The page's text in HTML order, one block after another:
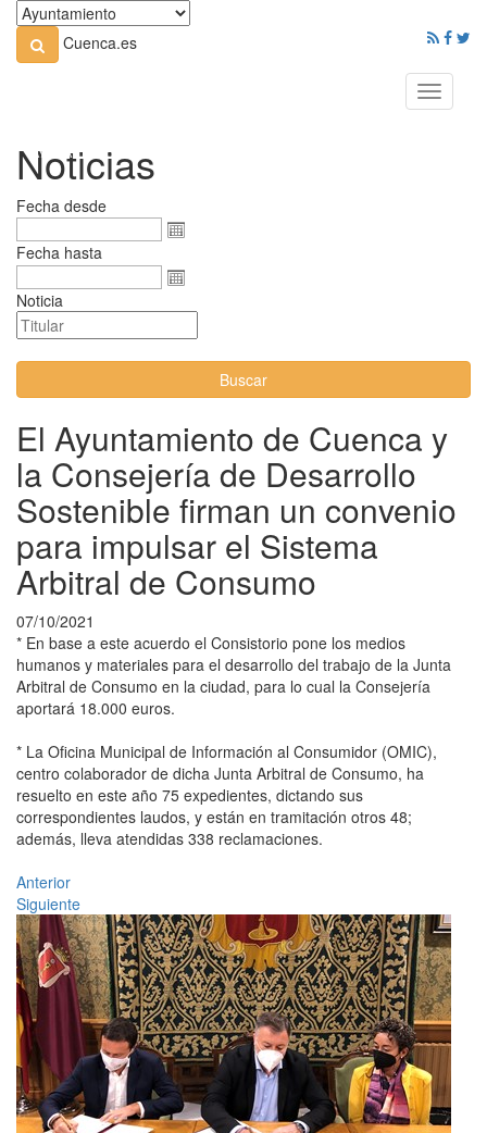
Cuenca.es
Toggle
Noticias
Fecha desde
Fecha hasta
Noticia
Buscar
El Ayuntamiento de Cuenca y
la Consejería de Desarrollo
Sostenible firman un convenio
para impulsar el Sistema
Arbitral de Consumo
07/10/2021
* En base a este acuerdo el Consistorio pone los medios
humanos y materiales para el desarrollo del trabajo de la Junta
Arbitral de Consumo en la ciudad, para lo cual la Consejería
aportará 18.000 euros.
* La Oficina Municipal de Información al Consumidor (OMIC),
centro colaborador de dicha Junta Arbitral de Consumo, ha
resuelto en este año 75 expedientes, dictando sus
correspondientes laudos, y están en tramitación otros 48;
además, lleva atendidas 338 reclamaciones.
Anterior
Siguiente